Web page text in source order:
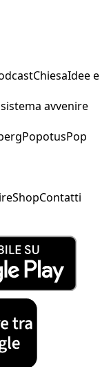
ChiesaIdee e
avvenire
PopotusPop
ShopContatti